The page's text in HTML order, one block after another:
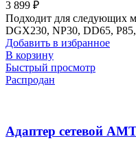
3 899 ₽
Подходит для следующих
DGX230, NP30, DD65,
Добавить в избранное
В корзину
Быстрый просмотр
Распродан
Адаптер сетевой